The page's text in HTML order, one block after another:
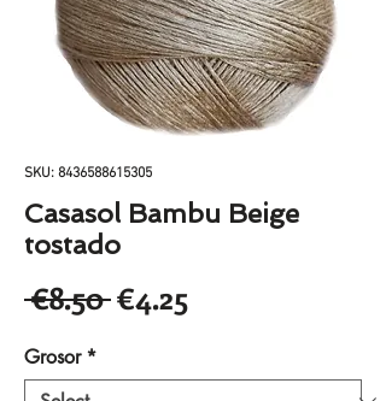
SKU: 8436588615305
Casasol Bambu Beige
tostado
€8.50 Regular
€4.25Sale
Grosor *